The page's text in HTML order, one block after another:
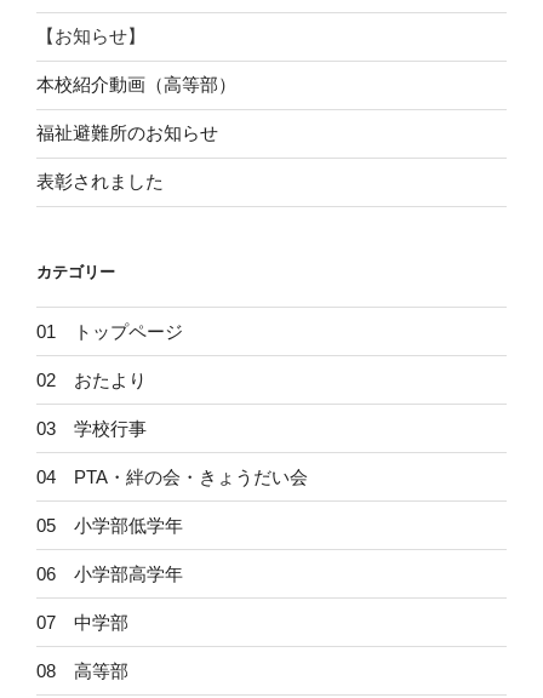
ン
【お知らせ】
本校紹介動画（高等部）
福祉避難所のお知らせ
表彰されました
カテゴリー
01 トップページ
02 おたより
03 学校行事
04 PTA・絆の会・きょうだい会
05 小学部低学年
06 小学部高学年
07 中学部
08 高等部